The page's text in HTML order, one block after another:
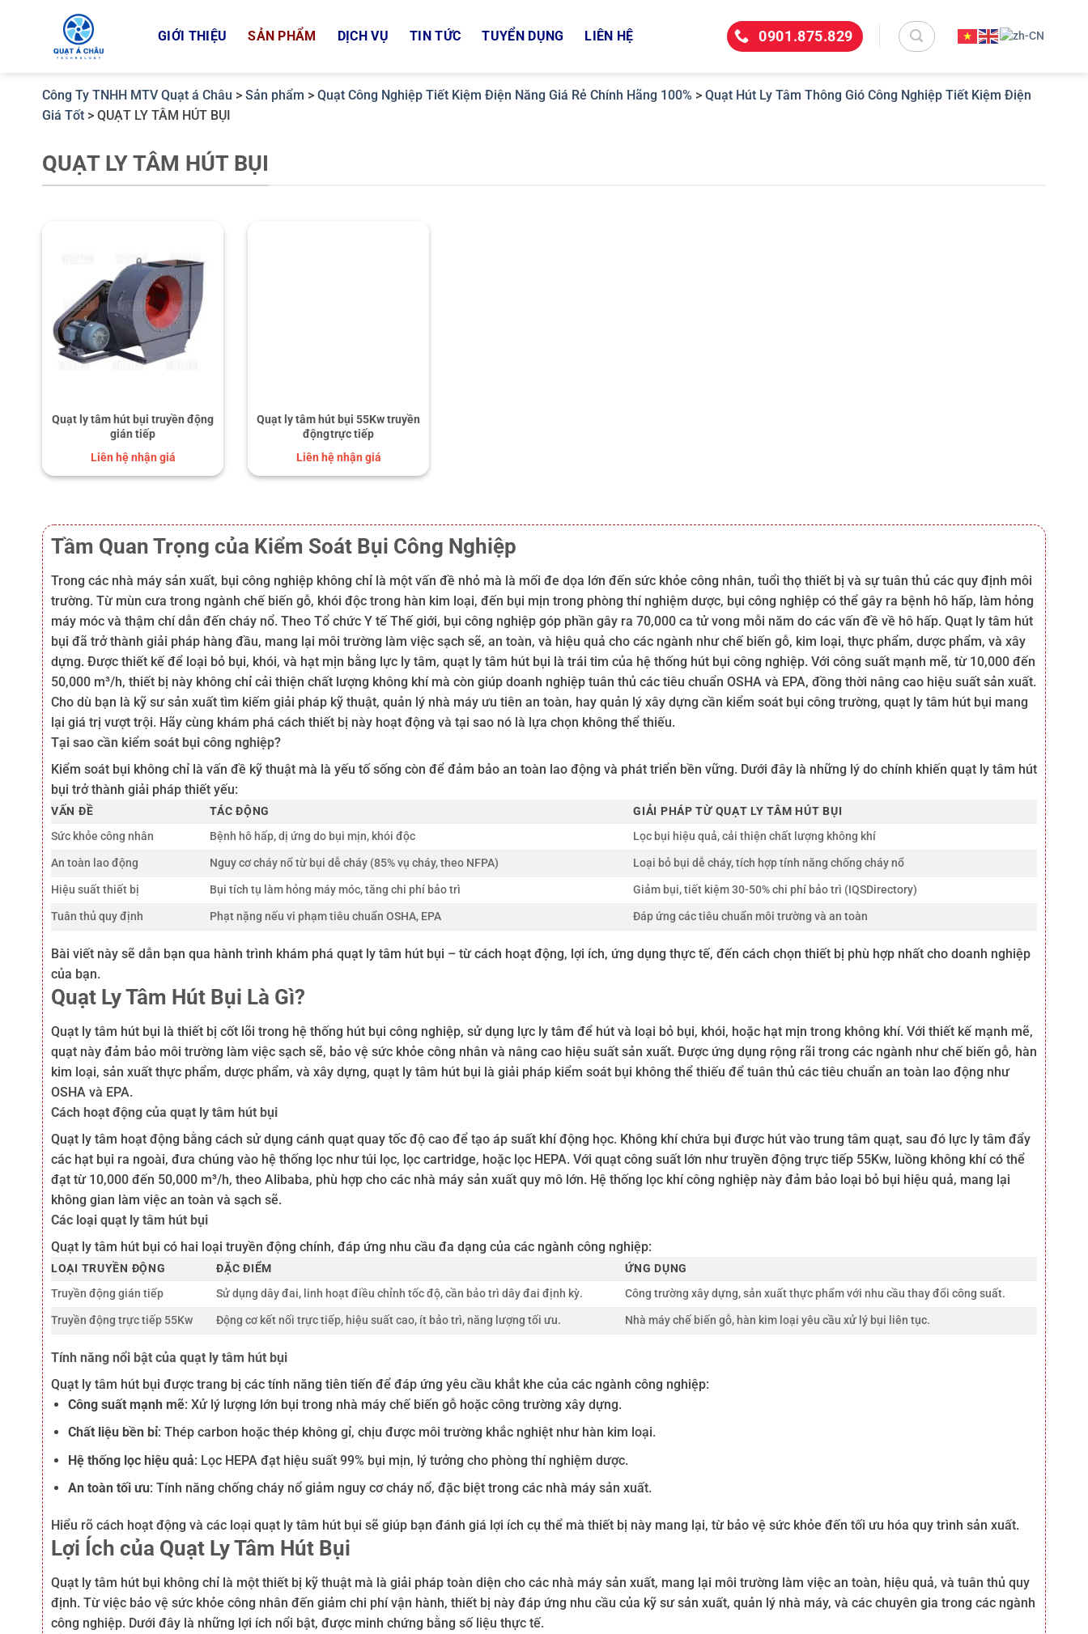
GIỚI THIỆU SẢN PHẨM DỊCH VỤ TIN TỨC TUYỂN DỤNG LIÊN HỆ 0901.875.829
Công Ty TNHH MTV Quạt á Châu > Sản phẩm > Quạt Công Nghiệp Tiết Kiệm Điện Năng Giá Rẻ Chính Hãng 100% > Quạt Hút Ly Tâm Thông Gió Công Nghiệp Tiết Kiệm Điện
Giá Tốt > QUẠT LY TÂM HÚT BỤI
QUẠT LY TÂM HÚT BỤI
Quạt ly tâm hút bụi truyền động
gián tiếp
Liên hệ nhận giá
Quạt ly tâm hút bụi 55Kw truyền
động trực tiếp
Liên hệ nhận giá
Tầm Quan Trọng của Kiểm Soát Bụi Công Nghiệp
Trong các nhà máy sản xuất, bụi công nghiệp không chỉ là một vấn đề nhỏ mà là mối đe dọa lớn đến sức khỏe công nhân, tuổi thọ thiết bị và sự tuân thủ các quy định môi
trường. Từ mùn cưa trong ngành chế biến gỗ, khói độc trong hàn kim loại, đến bụi mịn trong phòng thí nghiệm dược, bụi công nghiệp có thể gây ra bệnh hô hấp, làm hỏng
máy móc và thậm chí dẫn đến cháy nổ. Theo Tổ chức Y tế Thế giới, bụi công nghiệp góp phần gây ra 70,000 ca tử vong mỗi năm do các vấn đề về hô hấp. Quạt ly tâm hút
bụi đã trở thành giải pháp hàng đầu, mang lại môi trường làm việc sạch sẽ, an toàn, và hiệu quả cho các ngành như chế biến gỗ, kim loại, thực phẩm, dược phẩm, và xây
dựng. Được thiết kế để loại bỏ bụi, khói, và hạt mịn bằng lực ly tâm, quạt ly tâm hút bụi là trái tim của hệ thống hút bụi công nghiệp. Với công suất mạnh mẽ, từ 10,000 đến
50,000 m³/h, thiết bị này không chỉ cải thiện chất lượng không khí mà còn giúp doanh nghiệp tuân thủ các tiêu chuẩn OSHA và EPA, đồng thời nâng cao hiệu suất sản xuất.
Cho dù bạn là kỹ sư sản xuất tìm kiếm giải pháp kỹ thuật, quản lý nhà máy ưu tiên an toàn, hay quản lý xây dựng cần kiểm soát bụi công trường, quạt ly tâm hút bụi mang
lại giá trị vượt trội. Hãy cùng khám phá cách thiết bị này hoạt động và tại sao nó là lựa chọn không thể thiếu.
Tại sao cần kiểm soát bụi công nghiệp?
Kiểm soát bụi không chỉ là vấn đề kỹ thuật mà là yếu tố sống còn để đảm bảo an toàn lao động và phát triển bền vững. Dưới đây là những lý do chính khiến quạt ly tâm hút
bụi trở thành giải pháp thiết yếu:
VẤN ĐỀ TÁC ĐỘNG
GIẢI PHÁP TỪ QUẠT LY TÂM HÚT BỤI
Sức khỏe công nhân
Bệnh hô hấp, dị ứng do bụi mịn, khói độc
Lọc bụi hiệu quả, cải thiện chất lượng không khí
An toàn lao động
Nguy cơ cháy nổ từ bụi dễ cháy (85% vụ cháy, theo NFPA)
Loại bỏ bụi dễ cháy, tích hợp tính năng chống cháy nổ
Hiệu suất thiết bị
Bụi tích tụ làm hỏng máy móc, tăng chi phí bảo trì
Giảm bụi, tiết kiệm 30-50% chi phí bảo trì (IQSDirectory)
Tuân thủ quy định
Phạt nặng nếu vi phạm tiêu chuẩn OSHA, EPA Đáp ứng các tiêu chuẩn môi trường và an toàn
Bài viết này sẽ dẫn bạn qua hành trình khám phá quạt ly tâm hút bụi – từ cách hoạt động, lợi ích, ứng dụng thực tế, đến cách chọn thiết bị phù hợp nhất cho doanh nghiệp
của bạn.
Quạt Ly Tâm Hút Bụi Là Gì?
Quạt ly tâm hút bụi là thiết bị cốt lõi trong hệ thống hút bụi công nghiệp, sử dụng lực ly tâm để hút và loại bỏ bụi, khói, hoặc hạt mịn trong không khí. Với thiết kế mạnh mẽ,
quạt này đảm bảo môi trường làm việc sạch sẽ, bảo vệ sức khỏe công nhân và nâng cao hiệu suất sản xuất. Được ứng dụng rộng rãi trong các ngành như chế biến gỗ, hàn
kim loại, sản xuất thực phẩm, dược phẩm, và xây dựng, quạt ly tâm hút bụi là giải pháp kiểm soát bụi không thể thiếu để tuân thủ các tiêu chuẩn an toàn lao động như
OSHA và EPA.
Cách hoạt động của quạt ly tâm hút bụi
Quạt ly tâm hoạt động bằng cách sử dụng cánh quạt quay tốc độ cao để tạo áp suất khí động học. Không khí chứa bụi được hút vào trung tâm quạt, sau đó lực ly tâm đẩy
các hạt bụi ra ngoài, đưa chúng vào hệ thống lọc như túi lọc, lọc cartridge, hoặc lọc HEPA. Với quạt công suất lớn như truyền động trực tiếp 55Kw, luồng không khí có thể
đạt từ 10,000 đến 50,000 m³/h, theo Alibaba, phù hợp cho các nhà máy sản xuất quy mô lớn. Hệ thống lọc khí công nghiệp này đảm bảo loại bỏ bụi hiệu quả, mang lại
không gian làm việc an toàn và sạch sẽ.
Các loại quạt ly tâm hút bụi
Quạt ly tâm hút bụi có hai loại truyền động chính, đáp ứng nhu cầu đa dạng của các ngành công nghiệp:
LOẠI TRUYỀN ĐỘNG ĐẶC ĐIỂM
ỨNG DỤNG
Truyền động gián tiếp
Sử dụng dây đai, linh hoạt điều chỉnh tốc độ, cần bảo trì dây đai định kỳ.
Công trường xây dựng, sản xuất thực phẩm với nhu cầu thay đổi công suất.
Truyền động trực tiếp 55Kw
Động cơ kết nối trực tiếp, hiệu suất cao, ít bảo trì, năng lượng tối ưu. Nhà máy chế biến gỗ, hàn kim loại yêu cầu xử lý bụi liên tục.
Tính năng nổi bật của quạt ly tâm hút bụi
Quạt ly tâm hút bụi được trang bị các tính năng tiên tiến để đáp ứng yêu cầu khắt khe của các ngành công nghiệp:
Công suất mạnh mẽ: Xử lý lượng lớn bụi trong nhà máy chế biến gỗ hoặc công trường xây dựng.
Chất liệu bền bỉ: Thép carbon hoặc thép không gỉ, chịu được môi trường khắc nghiệt như hàn kim loại.
Hệ thống lọc hiệu quả: Lọc HEPA đạt hiệu suất 99% bụi mịn, lý tưởng cho phòng thí nghiệm dược.
An toàn tối ưu: Tính năng chống cháy nổ giảm nguy cơ cháy nổ, đặc biệt trong các nhà máy sản xuất.
Hiểu rõ cách hoạt động và các loại quạt ly tâm hút bụi sẽ giúp bạn đánh giá lợi ích cụ thể mà thiết bị này mang lại, từ bảo vệ sức khỏe đến tối ưu hóa quy trình sản xuất.
Lợi Ích của Quạt Ly Tâm Hút Bụi
Quạt ly tâm hút bụi không chỉ là một thiết bị kỹ thuật mà là giải pháp toàn diện cho các nhà máy sản xuất, mang lại môi trường làm việc an toàn, hiệu quả, và tuân thủ quy
định. Từ việc bảo vệ sức khỏe công nhân đến giảm chi phí vận hành, thiết bị này đáp ứng nhu cầu của kỹ sư sản xuất, quản lý nhà máy, và các chuyên gia trong các ngành
công nghiệp. Dưới đây là những lợi ích nổi bật, được minh chứng bằng số liệu thực tế.